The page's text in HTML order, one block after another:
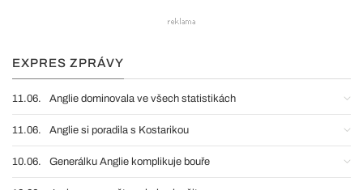
EXPRES ZPRÁVY
11.06. Anglie dominovala ve všech statistikách
11.06. Anglie si poradila s Kostarikou
10.06. Generálku Anglie komplikuje bouře